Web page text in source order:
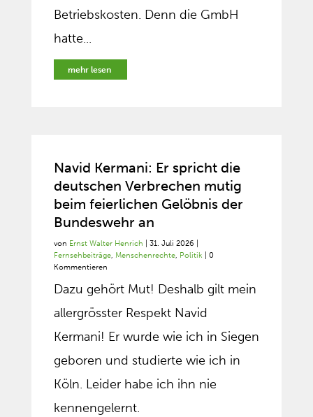
Betriebskosten. Denn die GmbH
hatte...
mehr lesen
Navid Kermani: Er spricht die
deutschen Verbrechen mutig
beim feierlichen Gelöbnis der
Bundeswehr an
von Ernst Walter Henrich 31. Juli 2026
Fernsehbeiträge, Menschenrechte, Politik | 0
Kommentieren
Dazu gehört Mut! Deshalb gilt mein
allergrösster Respekt Navid
Kermani! Er wurde wie ich in Siegen
geboren und studierte wie ich in
Köln. Leider habe ich ihn nie
kennengelernt.